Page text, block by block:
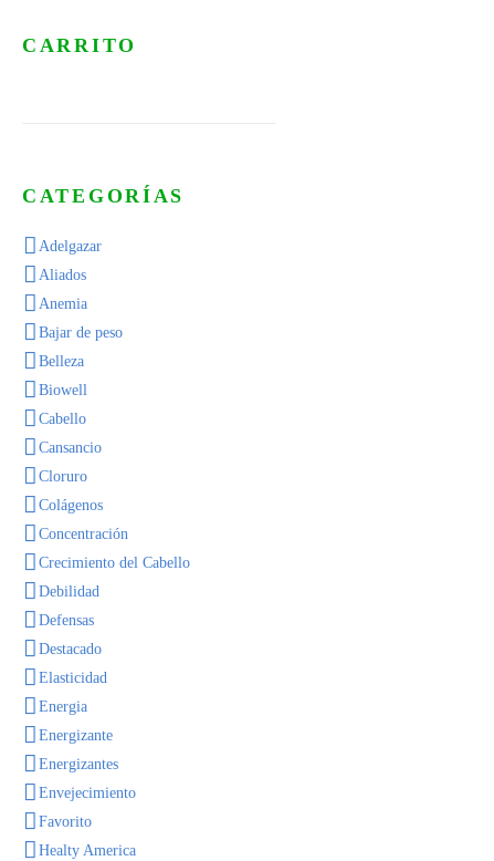
CARRITO
CATEGORÍAS
Adelgazar
Aliados
Anemia
Bajar de peso
Belleza
Biowell
Cabello
Cansancio
Cloruro
Colágenos
Concentración
Crecimiento del Cabello
Debilidad
Defensas
Destacado
Elasticidad
Energia
Energizante
Energizantes
Envejecimiento
Favorito
Healty America